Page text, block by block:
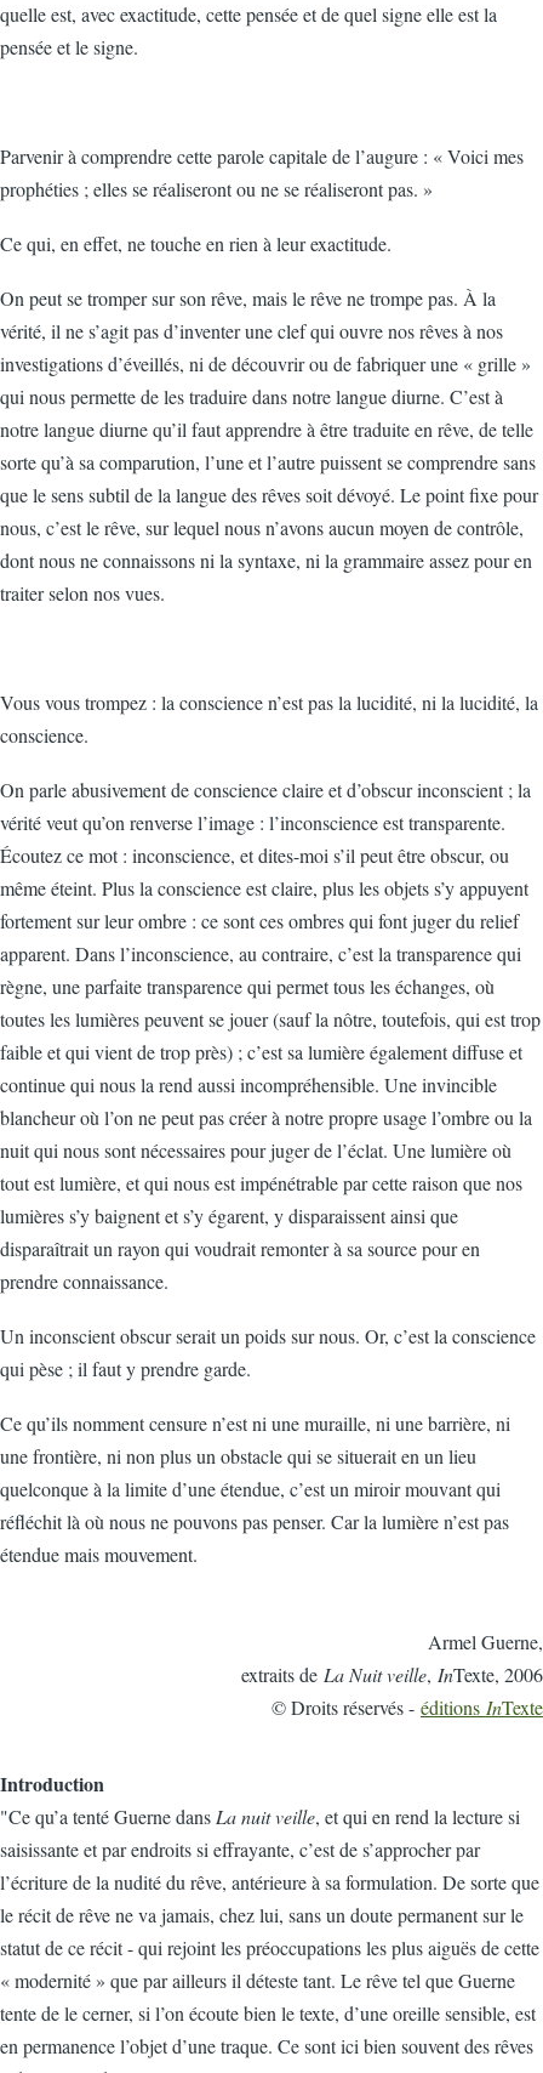
quelle est, avec exactitude, cette pensée et de quel signe elle est la
pensée et le signe.
Parvenir à comprendre cette parole capitale de l’augure : « Voici mes
prophéties ; elles se réaliseront ou ne se réaliseront pas. »
Ce qui, en effet, ne touche en rien à leur exactitude.
On peut se tromper sur son rêve, mais le rêve ne trompe pas. À la
vérité, il ne s’agit pas d’inventer une clef qui ouvre nos rêves à nos
investigations d’éveillés, ni de découvrir ou de fabriquer une « grille »
qui nous permette de les traduire dans notre langue diurne. C’est à
notre langue diurne qu’il faut apprendre à être traduite en rêve, de telle
sorte qu’à sa comparution, l’une et l’autre puissent se comprendre sans
que le sens subtil de la langue des rêves soit dévoyé. Le point fixe pour
nous, c’est le rêve, sur lequel nous n’avons aucun moyen de contrôle,
dont nous ne connaissons ni la syntaxe, ni la grammaire assez pour en
traiter selon nos vues.
Vous vous trompez : la conscience n’est pas la lucidité, ni la lucidité, la
conscience.
On parle abusivement de conscience claire et d’obscur inconscient ; la
vérité veut qu’on renverse l’image : l’inconscience est transparente.
Écoutez ce mot : inconscience, et dites-moi s’il peut être obscur, ou
même éteint. Plus la conscience est claire, plus les objets s’y appuyent
fortement sur leur ombre : ce sont ces ombres qui font juger du relief
apparent. Dans l’inconscience, au contraire, c’est la transparence qui
règne, une parfaite transparence qui permet tous les échanges, où
toutes les lumières peuvent se jouer (sauf la nôtre, toutefois, qui est trop
faible et qui vient de trop près) ; c’est sa lumière également diffuse et
continue qui nous la rend aussi incompréhensible. Une invincible
blancheur où l’on ne peut pas créer à notre propre usage l’ombre ou la
nuit qui nous sont nécessaires pour juger de l’éclat. Une lumière où
tout est lumière, et qui nous est impénétrable par cette raison que nos
lumières s’y baignent et s’y égarent, y disparaissent ainsi que
disparaîtrait un rayon qui voudrait remonter à sa source pour en
prendre connaissance.
Un inconscient obscur serait un poids sur nous. Or, c’est la conscience
qui pèse ; il faut y prendre garde.
Ce qu’ils nomment censure n’est ni une muraille, ni une barrière, ni
une frontière, ni non plus un obstacle qui se situerait en un lieu
quelconque à la limite d’une étendue, c’est un miroir mouvant qui
réfléchit là où nous ne pouvons pas penser. Car la lumière n’est pas
étendue mais mouvement.
Armel Guerne,
extraits de La Nuit veille, InTexte, 2006
© Droits réservés - éditions InTexte
Introduction
"Ce qu’a tenté Guerne dans La nuit veille, et qui en rend la lecture si
saisissante et par endroits si effrayante, c’est de s’approcher par
l’écriture de la nudité du rêve, antérieure à sa formulation. De sorte que
le récit de rêve ne va jamais, chez lui, sans un doute permanent sur le
statut de ce récit - qui rejoint les préoccupations les plus aiguës de cette
« modernité » que par ailleurs il déteste tant. Le rêve tel que Guerne
tente de le cerner, si l’on écoute bien le texte, d’une oreille sensible, est
en permanence l’objet d’une traque. Ce sont ici bien souvent des rêves